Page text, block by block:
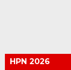
HPN 2026